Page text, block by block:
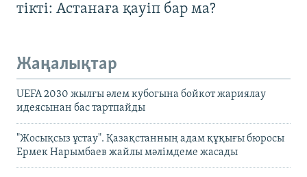
тікті: Астанаға қауіп бар ма?
Жаңалықтар
UEFA 2030 жылғы әлем кубогына бойкот жариялау
идеясынан бас тартпайды
"Жосықсыз ұстау". Қазақстанның адам құқығы бюросы
Ермек Нарымбаев жайлы мәлімдеме жасады